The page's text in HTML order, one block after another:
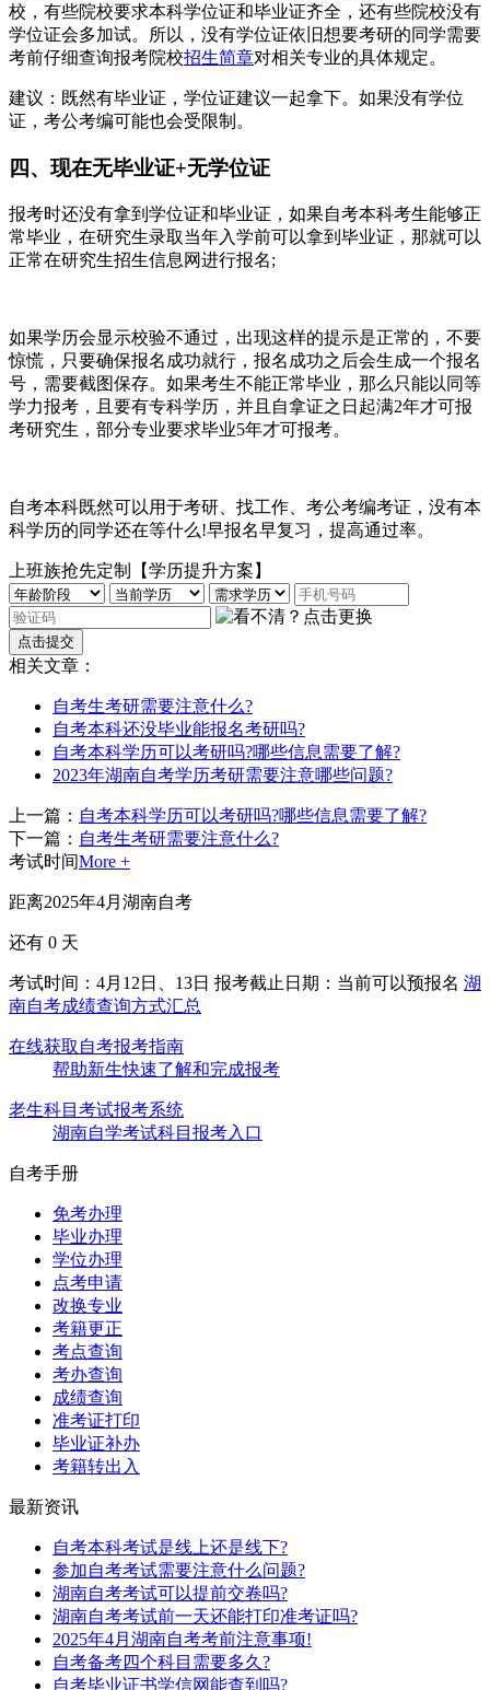
校，有些院校要求本科学位证和毕业证齐全，还有些院校没有
学位证会多加试。所以，没有学位证依旧想要考研的同学需要
考前仔细查询报考院校招生简章对相关专业的具体规定。
建议：既然有毕业证，学位证建议一起拿下。如果没有学位
证，考公考编可能也会受限制。
四、现在无毕业证+无学位证
报考时还没有拿到学位证和毕业证，如果自考本科考生能够正
常毕业，在研究生录取当年入学前可以拿到毕业证，那就可以
正常在研究生招生信息网进行报名;
如果学历会显示校验不通过，出现这样的提示是正常的，不要
惊慌，只要确保报名成功就行，报名成功之后会生成一个报名
号，需要截图保存。如果考生不能正常毕业，那么只能以同等
学力报考，且要有专科学历，并且自拿证之日起满2年才可报
考研究生，部分专业要求毕业5年才可报考。
自考本科既然可以用于考研、找工作、考公考编考证，没有本
科学历的同学还在等什么!早报名早复习，提高通过率。
上班族抢先定制【学历提升方案】
相关文章：
自考生考研需要注意什么?
自考本科还没毕业能报名考研吗?
自考本科学历可以考研吗?哪些信息需要了解?
2023年湖南自考学历考研需要注意哪些问题?
上一篇： 自考本科学历可以考研吗?哪些信息需要了解?
下一篇： 自考生考研需要注意什么?
考试时间More +
距离2025年4月湖南自考
还有 0 天
考试时间：4月12日、13日 报考截止日期：当前可以预报名 湖
南自考成绩查询方式汇总
在线获取自考报考指南
帮助新生快速了解和完成报考
老生科目考试报考系统
湖南自学考试科目报考入口
自考手册
免考办理
毕业办理
学位办理
点考申请
改换专业
考籍更正
考点查询
考办查询
成绩查询
准考证打印
毕业证补办
考籍转出入
最新资讯
自考本科考试是线上还是线下?
参加自考考试需要注意什么问题?
湖南自考考试可以提前交卷吗?
湖南自考考试前一天还能打印准考证吗?
2025年4月湖南自考考前注意事项!
自考备考四个科目需要多久?
自考毕业证书学信网能查到吗?